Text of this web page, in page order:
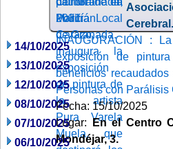
Cerebral.
INAUGURACIÓN :
exposición de
beneficios
Personas con Parálisis
Fecha: 15/10/2025
Lugar:
En el Centro
Mondéjar, 3.
14/10/2025
13/10/2025
12/10/2025
08/10/2025
07/10/2025
06/10/2025